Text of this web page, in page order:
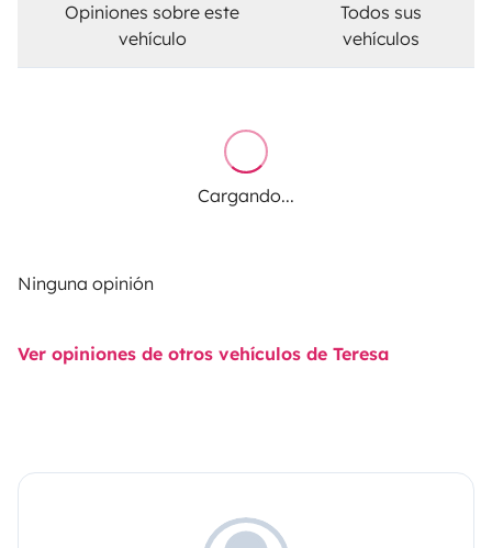
Opiniones sobre este
vehículo
Todos sus
vehículos
Cargando...
Ninguna opinión
Ver opiniones de otros vehículos de Teresa